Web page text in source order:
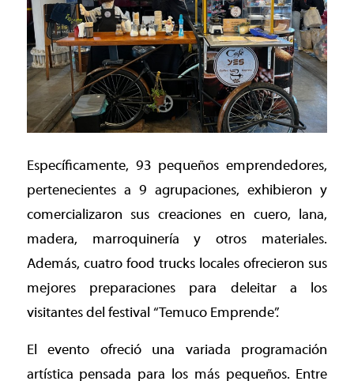
Específicamente, 93 pequeños emprendedores,
pertenecientes a 9 agrupaciones, exhibieron y
comercializaron sus creaciones en cuero, lana,
madera, marroquinería y otros materiales.
Además, cuatro food trucks locales ofrecieron sus
mejores preparaciones para deleitar a los
visitantes del festival “Temuco Emprende”.
El evento ofreció una variada programación
artística pensada para los más pequeños. Entre